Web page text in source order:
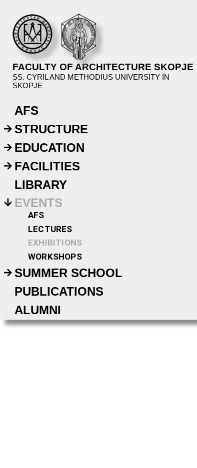
FACULTY OF ARCHITECTURE SKOPJE
SS. CYRIL AND METHODIUS UNIVERSITY IN
SKOPJE
AFS
STRUCTURE
EDUCATION
FACILITIES
LIBRARY
EVENTS
AFS
LECTURES
EXHIBITIONS
WORKSHOPS
SUMMER SCHOOL
PUBLICATIONS
ALUMNI